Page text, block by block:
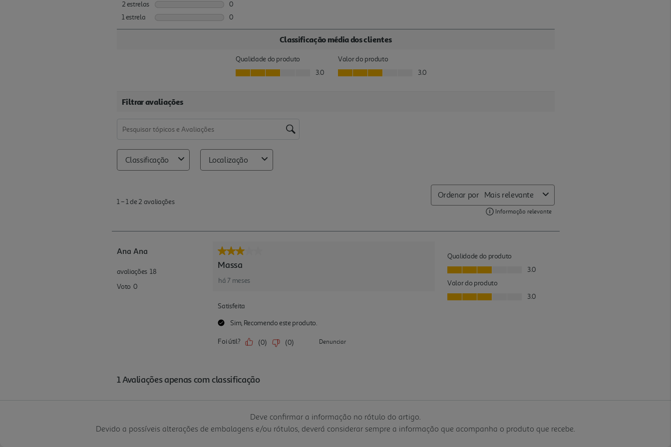
Deve confirmar a informação no rótulo do artigo.
Devido a possíveis alterações de embalagens e/ou rótulos, deverá considerar sempre a informação que acompanha o produto que recebe.